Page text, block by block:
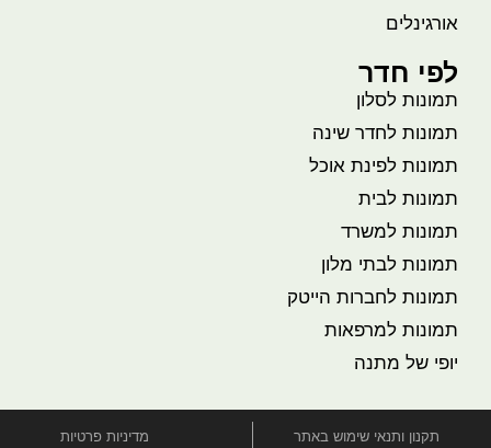
אורגינלים
לפי חדר
תמונות לסלון
תמונות לחדר שינה
תמונות לפינת אוכל
תמונות לבית
תמונות למשרד
תמונות לבתי מלון
תמונות לחברות הייטק
תמונות למרפאות
יופי של מתנה
תקנון ותנאי שימוש באתר מדיניות פרטיות